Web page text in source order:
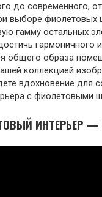
до современного,
выборе фиолетовых
гамму остальных
гармоничного и
общего образа
коллекцией
вдохновение для
с фиолетовыми
ИНТЕРЬЕР —